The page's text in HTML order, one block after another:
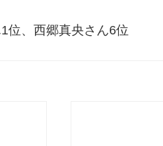
位、西郷真央さん6位